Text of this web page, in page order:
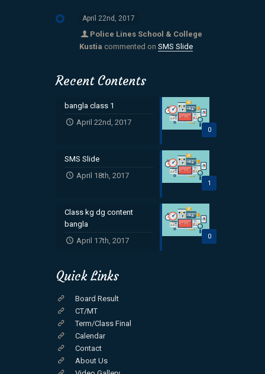
April 22nd, 2017
Police Lines School & College
Kustia commented on SMS Slide
Recent Contents
0
bangla class 1
April 22nd, 2017
1
SMS Slide
April 18th, 2017
0
Class kg dg content
bangla
April 17th, 2017
Quick Links
Board Result
CT/MT
Term/Class Final
Calendar
Contact
About Us